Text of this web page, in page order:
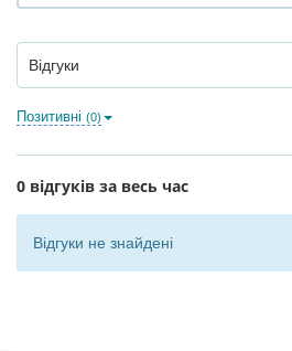
Відгуки
Позитивні (0)
0 відгуків за весь час
Відгуки не знайдені